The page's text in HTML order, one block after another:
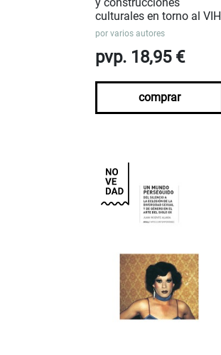
culturales en torno al VIH
por varios autores
pvp. 18,95 €
comprar